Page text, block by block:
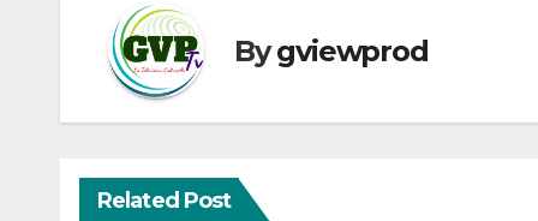
Bygviewprod
Related Post